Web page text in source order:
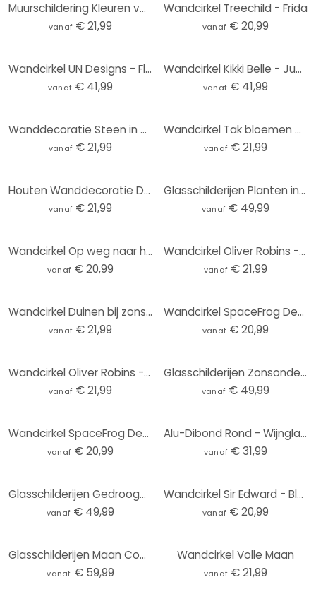
Muurschildering Kleuren van de Aarde - Fedrau - Rond - Alu-Dibond
vanaf € 21,99
Wandcirkel Treechild - Frida
vanaf € 20,99
Wandcirkel UN Designs - Fleur de Paris
vanaf € 41,99
Wandcirkel Kikki Belle - Jungle Jive
vanaf € 41,99
Wanddecoratie Steen in Zand 2 - Alu-Dibond Rond
vanaf € 21,99
Wandcirkel Tak bloemen op vintage goud - Paksoylu
vanaf € 21,99
Houten Wanddecoratie Delicate fonkeling van bloesems - Treechild - Rond
vanaf € 21,99
Glasschilderijen Planten in de nacht - Jaszke - Rond
vanaf € 49,99
Wandcirkel Op weg naar het Strand
vanaf € 20,99
Wandcirkel Oliver Robins - Kleurrijke boerderij met dieren
vanaf € 21,99
Wandcirkel Duinen bij zonsondergang
vanaf € 21,99
Wandcirkel SpaceFrog Designs - Blauw & Goud Abstract
vanaf € 20,99
Wandcirkel Oliver Robins - Animals and Palm Trees
vanaf € 21,99
Glasschilderijen Zonsondergang - Rond
vanaf € 49,99
Wandcirkel SpaceFrog Designs - Walvissen
vanaf € 20,99
Alu-Dibond Rond - Wijnglazen
vanaf € 31,99
Glasschilderijen Gedroogde bloemen - Elegantie van vergankelijkheid - Boomkroon - Rond
vanaf € 49,99
Wandcirkel Sir Edward - Blauwe Weide
vanaf € 20,99
Glasschilderijen Maan Compleet - Rond
vanaf € 59,99
Wandcirkel Volle Maan
vanaf € 21,99